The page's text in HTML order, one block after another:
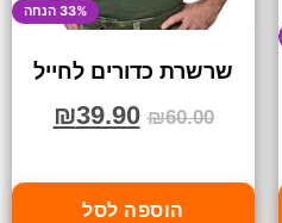
33% הנחה
שרשרת כדורים לחייל
₪60.00
₪39.90
הוספה לסל